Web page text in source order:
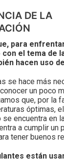
DE LA
para
el tema de
hacen uso
se hace más
un poco
que, por la
óptimas,
se encuentra en
a cumplir un
tener buenos
están